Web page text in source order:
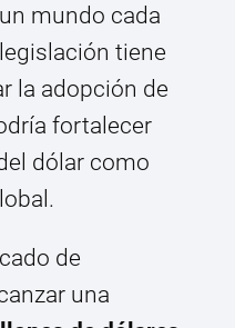
mundo cada
tiene
la adopción de
fortalecer
dólar como
de
una